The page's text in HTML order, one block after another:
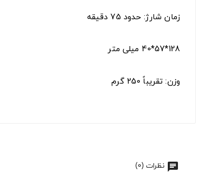
زمان شارژ: حدود 75 دقیقه
128*57*40 میلی متر
وزن: تقریباً 250 گرم
نظرات (0)